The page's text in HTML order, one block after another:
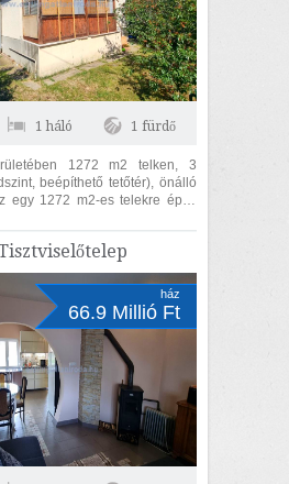
1 háló 1 fürdő
1272 m2 telken, 3
beépíthető tetőtér), önálló
egy 1272 m2-es telekre épült
ház
66.9 Millió Ft